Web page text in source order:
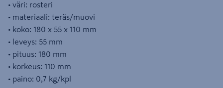
• väri: rosteri
• materiaali: teräs/muovi
• koko: 180 x 55 x 110 mm
• leveys: 55 mm
• pituus: 180 mm
• korkeus: 110 mm
• paino: 0,7 kg/kpl